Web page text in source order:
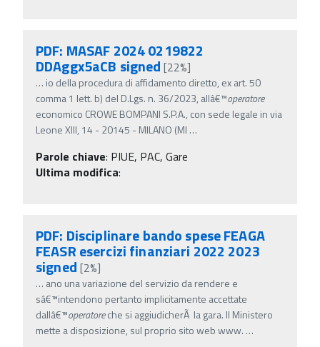
PDF: MASAF 2024 0219822
DDAggx5aCB signed [22%]
… io della procedura di affidamento diretto, ex art. 50
comma 1 lett. b) del D.Lgs. n. 36/2023, allâ€™operatore
economico CROWE BOMPANI S.P.A., con sede legale in via
Leone XIII, 14 - 20145 - MILANO (MI …
Parole chiave: PIUE, PAC, Gare
Ultima modifica:
PDF: Disciplinare bando spese FEAGA
FEASR esercizi finanziari 2022 2023
signed [2%]
… ano una variazione del servizio da rendere e
sâ€™intendono pertanto implicitamente accettate
dallâ€™operatoreche si aggiudicherÃ la gara. Il Ministero
mette a disposizione, sul proprio sito web www. …